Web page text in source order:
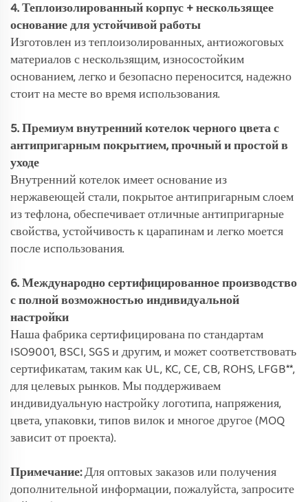
4. Теплоизолированный корпус + нескользящее
основание для устойчивой работы
Изготовлен из теплоизолированных, антиожоговых
материалов с нескользящим, износостойким
основанием, легко и безопасно переносится, надежно
стоит на месте во время использования.
5. Премиум внутренний котелок черного цвета с
антипригарным покрытием, прочный и простой в
уходе
Внутренний котелок имеет основание из
нержавеющей стали, покрытое антипригарным слоем
из тефлона, обеспечивает отличные антипригарные
свойства, устойчивость к царапинам и легко моется
после использования.
6. Международно сертифицированное производство
с полной возможностью индивидуальной
настройки
Наша фабрика сертифицирована по стандартам
ISO9001, BSCI, SGS и другим, и может соответствовать
сертификатам, таким как UL, KC, CE, CB, ROHS, LFGB**,
для целевых рынков. Мы поддерживаем
индивидуальную настройку логотипа, напряжения,
цвета, упаковки, типов вилок и многое другое (MOQ
зависит от проекта).
Примечание:Для оптовых заказов или получения
дополнительной информации, пожалуйста, запросите